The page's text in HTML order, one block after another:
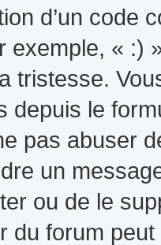
d’un code
exemple, « :)
tristesse.
depuis le
pas abuser
un
ou de le
du forum